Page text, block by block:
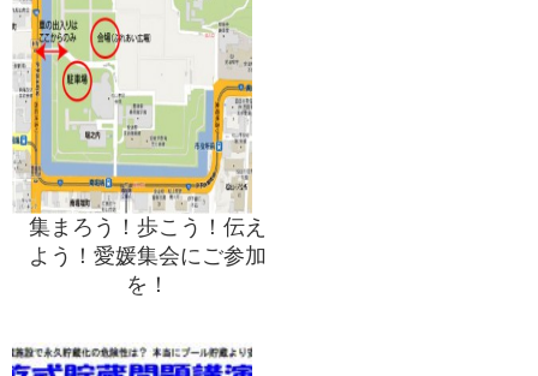
集まろう！歩こう！伝え
よう！愛媛集会にご参加
を！